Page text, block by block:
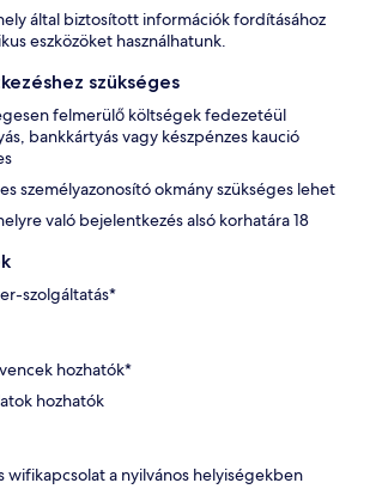
által biztosított információk fordításához
eszközöket használhatunk.
szükséges
felmerülő költségek fedezetéül
bankkártyás vagy készpénzes kaució
személyazonosító okmány szükséges lehet
való bejelentkezés alsó korhatára 18
szolgáltatás*
hozhatók*
hozhatók
wifikapcsolat a nyilvános helyiségekben